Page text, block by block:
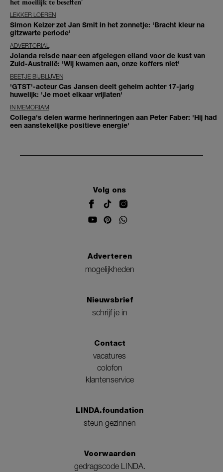
het moeilijk te beseffen'
LEKKER LOEREN
Simon Keizer zet Jan Smit in het zonnetje: 'Bracht kleur na
gitzwarte periode'
ADVERTORIAL
Jolanda reisde naar een afgelegen eiland voor de kust van
Zuid-Australië: 'Wij kwamen aan, onze koffers niet'
BEETJE BIJBLIJVEN
'GTST'-acteur Cas Jansen deelt geheim achter 17-jarig
huwelijk: 'Je moet elkaar vrijlaten'
IN MEMORIAM
Collega's delen warme herinneringen aan Peter Faber: 'Hij had
een aanstekelijke positieve energie'
Volg ons
Adverteren
mogelijkheden
Nieuwsbrief
schrijf je in
Contact
vacatures
colofon
klantenservice
LINDA.foundation
steun gezinnen
Voorwaarden
gedragscode LINDA.